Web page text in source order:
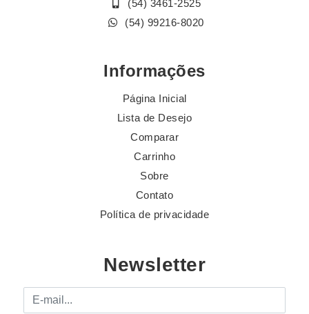
(54) 3461-2525
(54) 99216-8020
Informações
Página Inicial
Lista de Desejo
Comparar
Carrinho
Sobre
Contato
Política de privacidade
Newsletter
E-mail